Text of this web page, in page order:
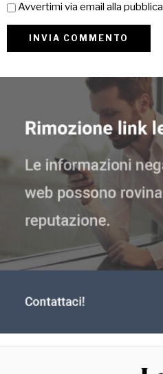
Avvertimi via email alla